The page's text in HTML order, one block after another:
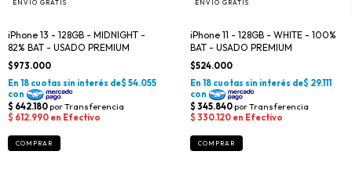
ENVÍO GRATIS
iPhone 13 - 128GB - MIDNIGHT -
82% BAT - USADO PREMIUM
$973.000
ENVÍO GRATIS
iPhone 11 - 128GB - WHITE - 100%
BAT - USADO PREMIUM
$524.000